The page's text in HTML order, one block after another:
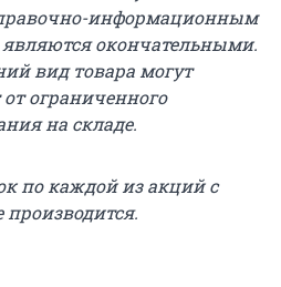
информационным
окончательными.
вид товара могут
ограниченного
на складе.
по каждой из акций с